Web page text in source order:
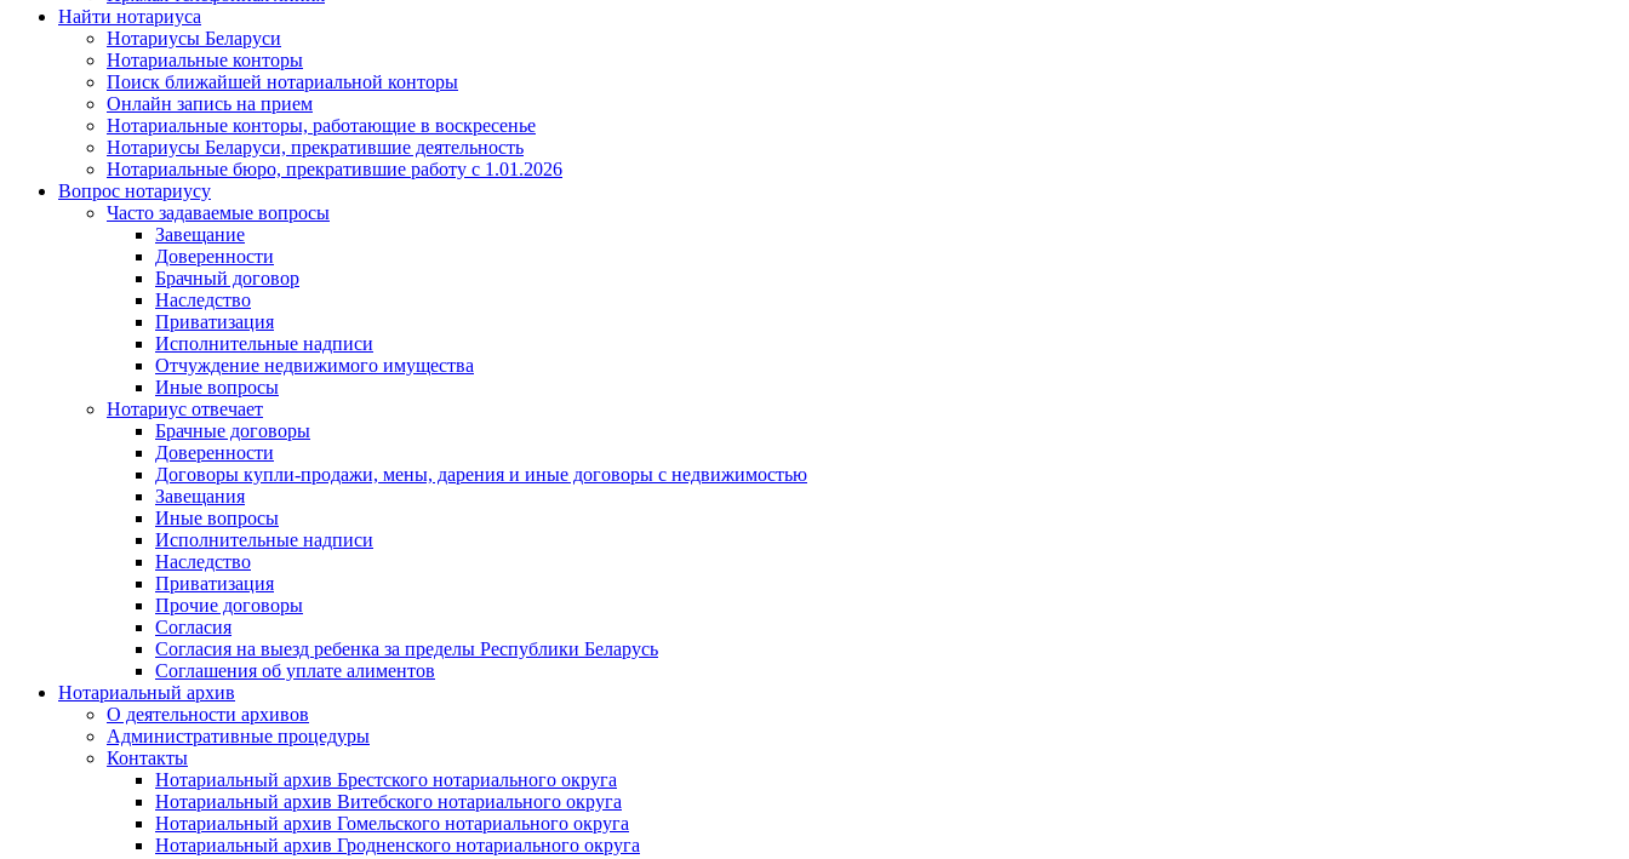
Найти нотариуса
Нотариусы Беларуси
Нотариальные конторы
Поиск ближайшей нотариальной конторы
Онлайн запись на прием
Нотариальные конторы, работающие в воскресенье
Нотариусы Беларуси, прекратившие деятельность
Нотариальные бюро, прекратившие работу с 1.01.2026
Вопрос нотариусу
Часто задаваемые вопросы
Завещание
Доверенности
Брачный договор
Наследство
Приватизация
Исполнительные надписи
Отчуждение недвижимого имущества
Иные вопросы
Нотариус отвечает
Брачные договоры
Доверенности
Договоры купли-продажи, мены, дарения и иные договоры с недвижимостью
Завещания
Иные вопросы
Исполнительные надписи
Наследство
Приватизация
Прочие договоры
Согласия
Согласия на выезд ребенка за пределы Республики Беларусь
Соглашения об уплате алиментов
Нотариальный архив
О деятельности архивов
Административные процедуры
Контакты
Нотариальный архив Брестского нотариального округа
Нотариальный архив Витебского нотариального округа
Нотариальный архив Гомельского нотариального округа
Нотариальный архив Гродненского нотариального округа